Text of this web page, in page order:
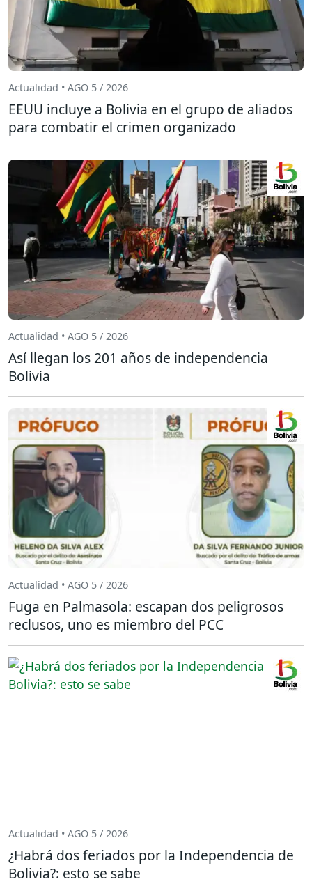
Actualidad • AGO 5 / 2026
EEUU incluye a Bolivia en el grupo de aliados
para combatir el crimen organizado
Actualidad • AGO 5 / 2026
Así llegan los 201 años de independencia
Bolivia
Actualidad • AGO 5 / 2026
Fuga en Palmasola: escapan dos peligrosos
reclusos, uno es miembro del PCC
Actualidad • AGO 5 / 2026
¿Habrá dos feriados por la Independencia de
Bolivia?: esto se sabe